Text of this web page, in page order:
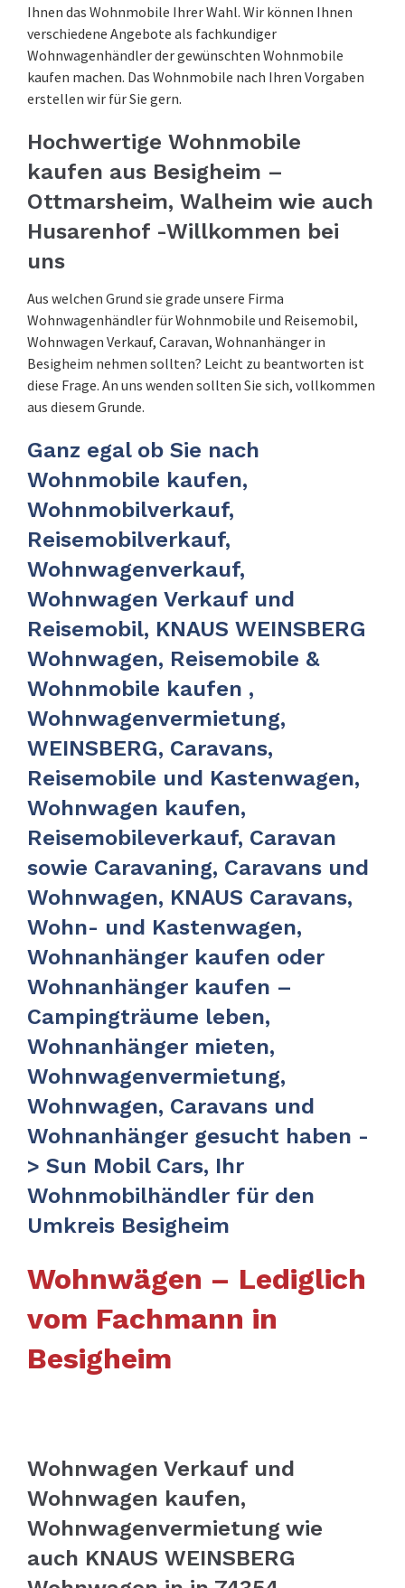
Ihnen das Wohnmobile Ihrer Wahl. Wir können Ihnen
verschiedene Angebote als fachkundiger
Wohnwagenhändler der gewünschten Wohnmobile
kaufen machen. Das Wohnmobile nach Ihren Vorgaben
erstellen wir für Sie gern.
Hochwertige Wohnmobile
kaufen aus Besigheim –
Ottmarsheim, Walheim wie auch
Husarenhof -Willkommen bei
uns
Aus welchen Grund sie grade unsere Firma
Wohnwagenhändler für Wohnmobile und Reisemobil,
Wohnwagen Verkauf, Caravan, Wohnanhänger in
Besigheim nehmen sollten? Leicht zu beantworten ist
diese Frage. An uns wenden sollten Sie sich, vollkommen
aus diesem Grunde.
Ganz egal ob Sie nach
Wohnmobile kaufen,
Wohnmobilverkauf,
Reisemobilverkauf,
Wohnwagenverkauf,
Wohnwagen Verkauf und
Reisemobil, KNAUS WEINSBERG
Wohnwagen, Reisemobile &
Wohnmobile kaufen ,
Wohnwagenvermietung,
WEINSBERG, Caravans,
Reisemobile und Kastenwagen,
Wohnwagen kaufen,
Reisemobileverkauf, Caravan
sowie Caravaning, Caravans und
Wohnwagen, KNAUS Caravans,
Wohn- und Kastenwagen,
Wohnanhänger kaufen oder
Wohnanhänger kaufen –
Campingträume leben,
Wohnanhänger mieten,
Wohnwagenvermietung,
Wohnwagen, Caravans und
Wohnanhänger gesucht haben -
> Sun Mobil Cars, Ihr
Wohnmobilhändler für den
Umkreis Besigheim
Wohnwägen – Lediglich
vom Fachmann in
Besigheim
Wohnwagen Verkauf und
Wohnwagen kaufen,
Wohnwagenvermietung wie
auch KNAUS WEINSBERG